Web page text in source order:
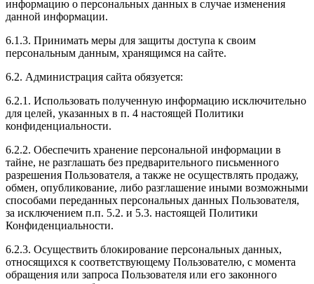
После чиповки Mitsubishi Iancer ощущаю себя на
вершине мира. Мощь двигателя меня поразила и
заставила улыбнуться. Теперь у меня новый уровень
скорости и уверенности за рулём. Спасибо за
качественную работу, вы превзошли мои ожидания!
Здравствуйте !Сделала подарок своему молодому
человеку,реакция вообще бомба
Рейтинг отзыва:5
Как Купил авто всегда чувствовал, что двигатель
информацию о персональных данных в случае изменения
данной информации.
6.1.3. Принимать меры для защиты доступа к своим
персональным данным, хранящимся на сайте.
6.2. Администрация сайта обязуется:
6.2.1. Использовать полученную информацию исключительно
для целей, указанных в п. 4 настоящей Политики
конфиденциальности.
6.2.2. Обеспечить хранение персональной информации в
тайне, не разглашать без предварительного письменного
разрешения Пользователя, а также не осуществлять продажу,
обмен, опубликование, либо разглашение иными возможными
способами переданных персональных данных Пользователя,
за исключением п.п. 5.2. и 5.3. настоящей Политики
Конфиденциальности.
6.2.3. Осуществить блокирование персональных данных,
относящихся к соответствующему Пользователю, с момента
обращения или запроса Пользователя или его законного